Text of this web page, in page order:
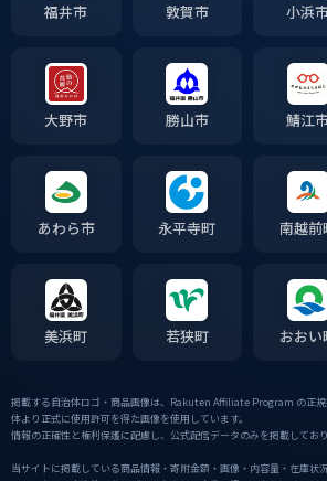
福井市 敦賀市 小浜
大野市 勝山市 鯖江
あわら市 永平寺町 南越前
美浜町 若狭町 おおい
掲載する自治体ロゴ・商品画像は、Rakuten Affiliate Program の正
体より正式に使用許可を得た画像を使用しています。
情報の正確性と権利保護に配慮し、公式配信データのみを掲載しており
当サイトに掲載している商品情報・寄附金額・画像・内容量・在庫状